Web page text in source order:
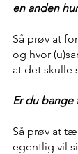
en anden
Så prøv at
og hvor
at det skulle
Er du
Så prøv at
egentlig vil